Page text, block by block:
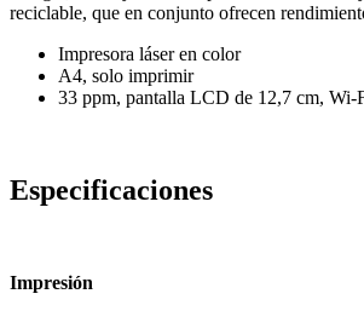
reciclable, que en conjunto ofrecen
Impresora láser en color
A4, solo imprimir
33 ppm, pantalla LCD de 12,7 cm, Wi-
Especificaciones
Impresión